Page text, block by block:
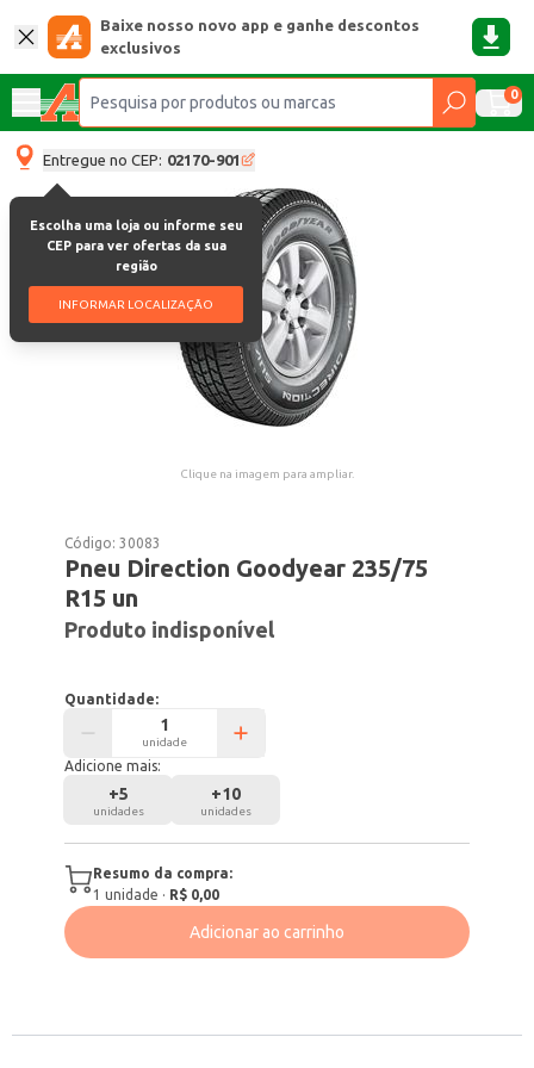
Baixe nosso novo app e ganhe descontos
exclusivos
0
Entregue no CEP: 02170-901
Escolha uma loja ou informe seu
CEP para ver ofertas da sua
região
INFORMAR LOCALIZAÇÃO
Clique na imagem para ampliar.
Código:30083
Pneu Direction Goodyear 235/75
R15 un
Produto indisponível
Quantidade:
unidade
Adicione mais:
+5
unidades
+10
unidades
Resumo da compra:
1 unidade · R$ 0,00
Adicionar ao carrinho